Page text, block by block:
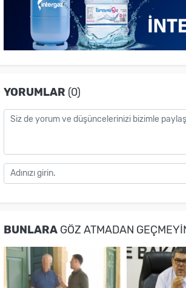
YORUMLAR (0)
BUNLARAGÖZ ATMADAN